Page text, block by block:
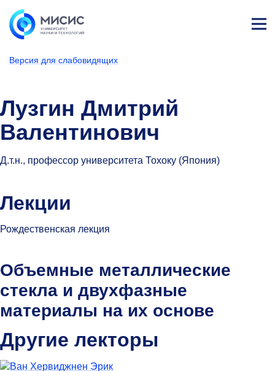
Версия для слабовидящих
Лузгин Дмитрий
Валентинович
Д.т.н., профессор университета Тохоку (Япония)
Лекции
Рождественская лекция
Объемные металлические
стекла и двухфазные
материалы на их основе
Другие лекторы